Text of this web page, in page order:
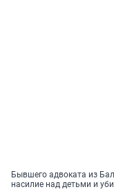
Бывшего адвоката из
насилие над детьми и